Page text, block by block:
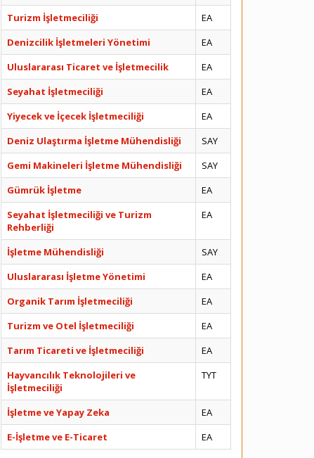
Turizm İşletmeciliği
EA
Denizcilik İşletmeleri Yönetimi
EA
Uluslararası Ticaret ve İşletmecilik
EA
Seyahat İşletmeciliği
EA
Yiyecek ve İçecek İşletmeciliği
EA
Deniz Ulaştırma İşletme Mühendisliği
SAY
Gemi Makineleri İşletme Mühendisliği
SAY
Gümrük İşletme
EA
Seyahat İşletmeciliği ve Turizm
Rehberliği
EA
İşletme Mühendisliği
SAY
Uluslararası İşletme Yönetimi
EA
Organik Tarım İşletmeciliği
EA
Turizm ve Otel İşletmeciliği
EA
Tarım Ticareti ve İşletmeciliği
EA
Hayvancılık Teknolojileri ve
İşletmeciliği
TYT
İşletme ve Yapay Zeka
EA
E-İşletme ve E-Ticaret
EA